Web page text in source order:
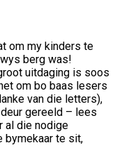
om my kinders te
berg was!
uitdaging is soos
om bo baas lesers
van die letters),
gereeld – lees
al die nodige
bymekaar te sit,